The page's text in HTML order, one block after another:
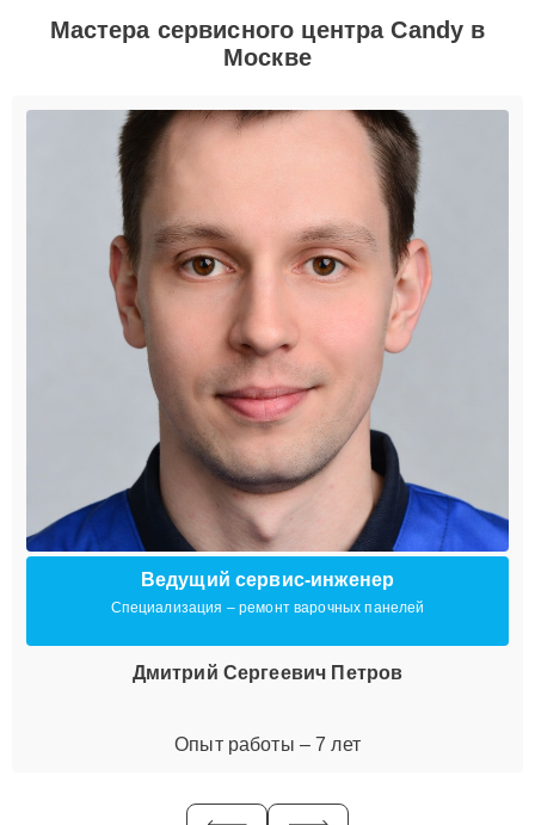
Мастера сервисного центра Candy в
Москве
Ведущий сервис-инженер
Специализация – ремонт варочных панелей
Дмитрий Сергеевич Петров
Опыт работы – 7 лет